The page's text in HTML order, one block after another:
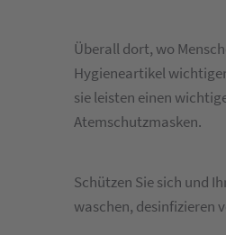
Überall dort, wo
Hygieneartikel
sie leisten einen
Atemschutzmasken.
Schützen Sie sich und
waschen, desinfizieren